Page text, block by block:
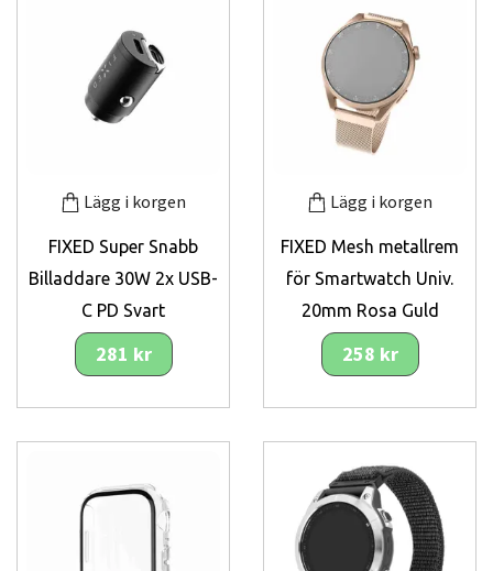
Lägg i korgen
FIXED Super Snabb
Billaddare 30W 2x USB-
C PD Svart
281 kr
Lägg i korgen
FIXED Mesh metallrem
för Smartwatch Univ.
20mm Rosa Guld
258 kr